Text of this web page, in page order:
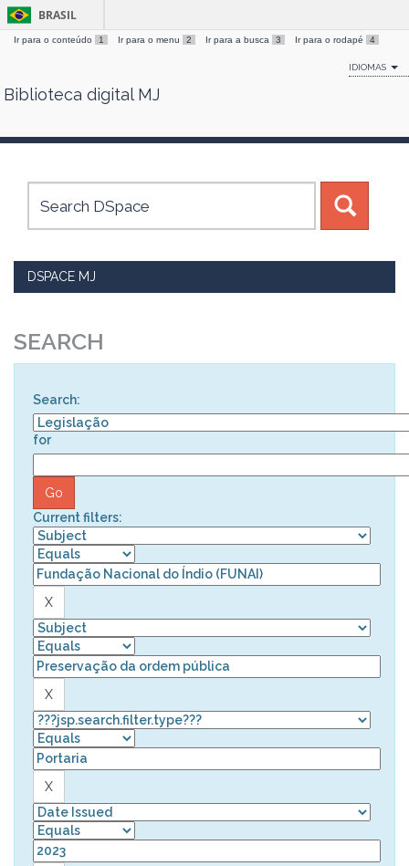
Skip
BRASIL
Ir para o conteúdo 1 Ir para o menu 2 Ir para a busca 3 Ir para o rodapé 4
IDIOMAS
Biblioteca digital MJ
DSPACE MJ
SEARCH
Search:
for
Current filters: